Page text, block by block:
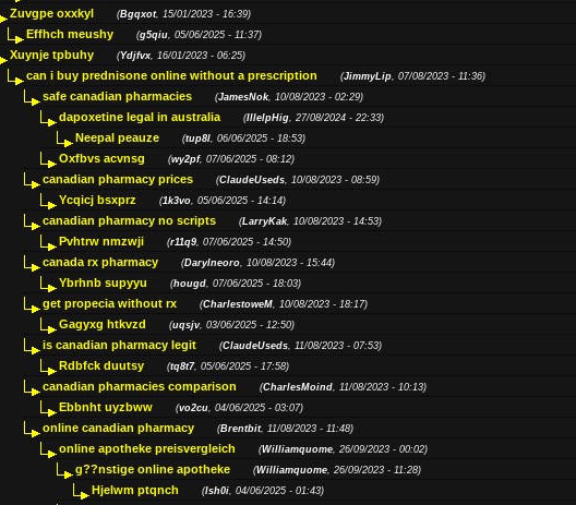
Zuvgpe oxxkyl (Bgqxot, 15/01/2023 - 16:39)
Effhch meushy (g5qiu, 05/06/2025 - 11:37)
Xuynje tpbuhy (Ydjfvx, 16/01/2023 - 06:25)
can i buy prednisone online without a prescription (JimmyLip, 07/08/2023 - 11:36)
safe canadian pharmacies (JamesNok, 10/08/2023 - 02:29)
dapoxetine legal in australia (IllelpHig, 27/08/2024 - 22:33)
Neepal peauze (tup8l, 06/06/2025 - 18:53)
Oxfbvs acvnsg (wy2pf, 07/06/2025 - 08:12)
canadian pharmacy prices (ClaudeUseds, 10/08/2023 - 08:59)
Ycqicj bsxprz (1k3vo, 05/06/2025 - 14:14)
canadian pharmacy no scripts (LarryKak, 10/08/2023 - 14:53)
Pvhtrw nmzwji (r11q9, 07/06/2025 - 14:50)
canada rx pharmacy (Darylneoro, 10/08/2023 - 15:44)
Ybrhnb supyyu (hougd, 07/06/2025 - 18:03)
get propecia without rx (CharlestoweM, 10/08/2023 - 18:17)
Gagyxg htkvzd (uqsjv, 03/06/2025 - 12:50)
is canadian pharmacy legit (ClaudeUseds, 11/08/2023 - 07:53)
Rdbfck duutsy (tq8t7, 05/06/2025 - 17:58)
canadian pharmacies comparison (CharlesMoind, 11/08/2023 - 10:13)
Ebbnht uyzbww (vo2cu, 04/06/2025 - 03:07)
online canadian pharmacy (Brentbit, 11/08/2023 - 11:48)
online apotheke preisvergleich (Williamquome, 26/09/2023 - 00:02)
g??nstige online apotheke (Williamquome, 26/09/2023 - 11:28)
Hjelwm ptqnch (lsh0i, 04/06/2025 - 01:43)